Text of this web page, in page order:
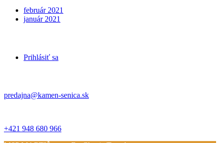
február 2021
január 2021
Prihlásiť sa
predajna@kamen-senica.sk
+421 948 680 966